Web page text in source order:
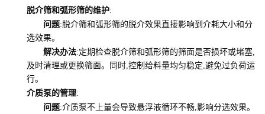
脱介筛和弧形筛的维护:
问题:脱介筛和弧形筛的脱介效果直接影响到介耗大小和分
选效果。
解决办法:定期检查脱介筛和弧形筛的筛面是否损坏或堵塞,
及时清理或更换筛面。同时,控制给料量均匀稳定,避免过负荷运
行。
介质泵的管理:
问题:介质泵不上量会导致悬浮液循环不畅,影响分选效果。